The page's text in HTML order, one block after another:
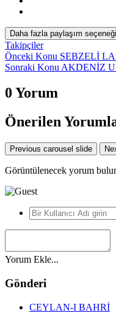
Daha fazla paylaşım
Takipçiler
Önceki Konu SEBZELİ
Sonraki Konu AKDENİZ
0 Yorum
Önerilen
Previous carousel slide
Görüntülenecek yorum
Yorum Ekle...
Gönderi
CEYLAN-I BAHRİ